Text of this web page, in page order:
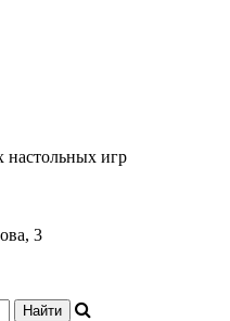
настольных игр
3